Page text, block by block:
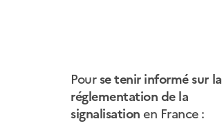
Pourse tenir informé sur la
réglementation de la
signalisation en France :